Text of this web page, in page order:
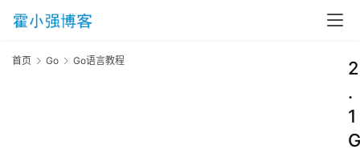
首页 Go Go语言教程
2
.
1
G